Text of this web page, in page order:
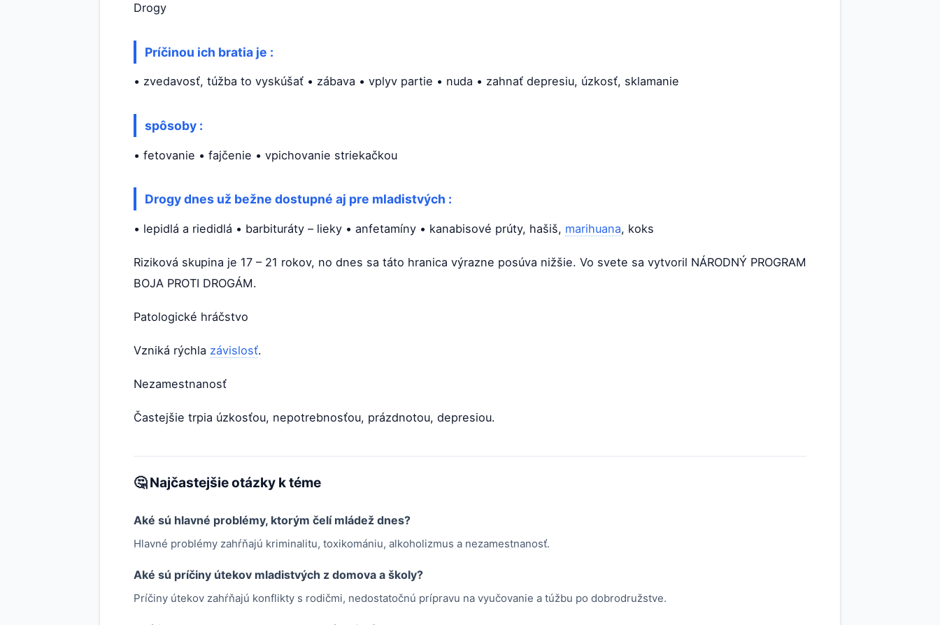
Drogy
Príčinou ich bratia je :
• zvedavosť, túžba to vyskúšať • zábava • vplyv partie • nuda • zahnať depresiu, úzkosť, sklamanie
spôsoby :
• fetovanie • fajčenie • vpichovanie striekačkou
Drogy dnes už bežne dostupné aj pre mladistvých :
• lepidlá a riedidlá • barbituráty – lieky • anfetamíny • kanabisové prúty, hašiš, marihuana, koks
Riziková skupina je 17 – 21 rokov, no dnes sa táto hranica výrazne posúva nižšie. Vo svete sa vytvoril NÁRODNÝ PROGRAM
BOJA PROTI DROGÁM.
Patologické hráčstvo
Vzniká rýchla závislosť.
Nezamestnanosť
Častejšie trpia úzkosťou, nepotrebnosťou, prázdnotou, depresiou.
🤔 Najčastejšie otázky k téme
Aké sú hlavné problémy, ktorým čelí mládež dnes?
Hlavné problémy zahŕňajú kriminalitu, toxikomániu, alkoholizmus a nezamestnanosť.
Aké sú príčiny útekov mladistvých z domova a školy?
Príčiny útekov zahŕňajú konflikty s rodičmi, nedostatočnú prípravu na vyučovanie a túžbu po dobrodružstve.